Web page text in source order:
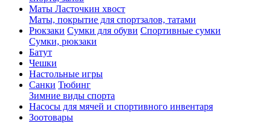
Маты Ласточкин хвост
Маты, покрытие для спортзалов, татами
Рюкзаки Сумки для обуви Спортивные сумки
Сумки, рюкзаки
Батут
Чешки
Настольные игры
Санки Тюбинг
Зимние виды спорта
Насосы для мячей и спортивного инвентаря
Зоотовары